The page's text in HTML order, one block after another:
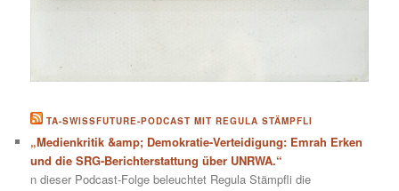
TA-SWISSFUTURE-PODCAST MIT REGULA STÄMPFLI
„Medienkritik &amp; Demokratie-Verteidigung: Emrah Erken
und die SRG-Berichterstattung über UNRWA.“
n dieser Podcast-Folge beleuchtet Regula Stämpfli die